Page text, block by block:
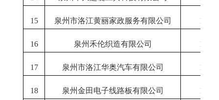
15 泉州市洛江黄丽家政服务有限公司 1-12
16 泉州禾伦织造有限公司 1-12
17 泉州市洛江华奥汽车有限公司 1-12
18 泉州金田电子线路板有限公司 1-12